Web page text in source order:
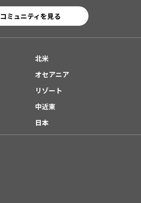
コミュニティを見る
北米
オセアニア
リゾート
中近東
日本